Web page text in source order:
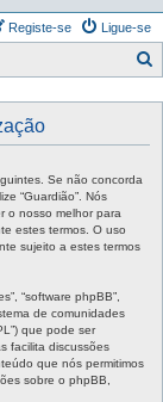
Ligue-se
Registe-se
Se não concorda
“Guardião”. Nós
o nosso melhor para
estes termos. O uso
sujeito a estes termos
“software phpBB”,
de comunidades
que pode ser
facilita discussões
que nós permitimos
sobre o phpBB,